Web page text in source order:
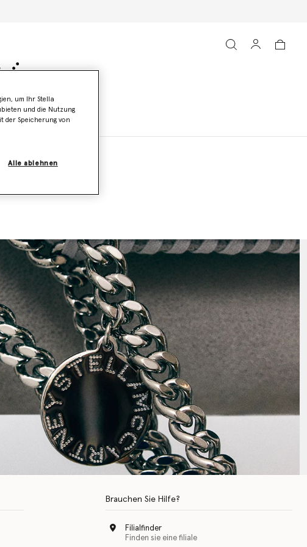
Brauchen Sie Hilfe?
Filialfinder
Finden sie eine filiale
um Ihr Stella
und die Nutzung
der Speicherung von
Alle ablehnen